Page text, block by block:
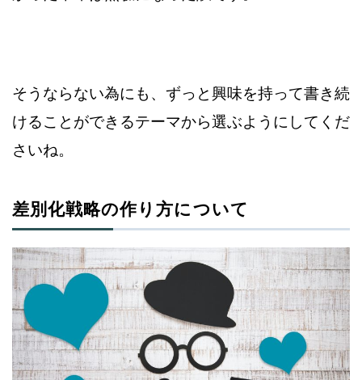
そうならない為にも、ずっと興味を持って書き続
けることができるテーマから選ぶようにしてくだ
さいね。
差別化戦略の作り方について